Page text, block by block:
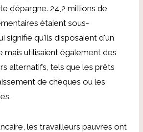
d’épargne. 24,2 millions de
étaient sous-
signifie qu'ils disposaient d'un
mais utilisaient également des
alternatifs, tels que les prêts
de chèques ou les
les travailleurs pauvres ont